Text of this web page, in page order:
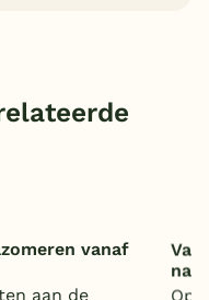
vanaf
aan de
Op